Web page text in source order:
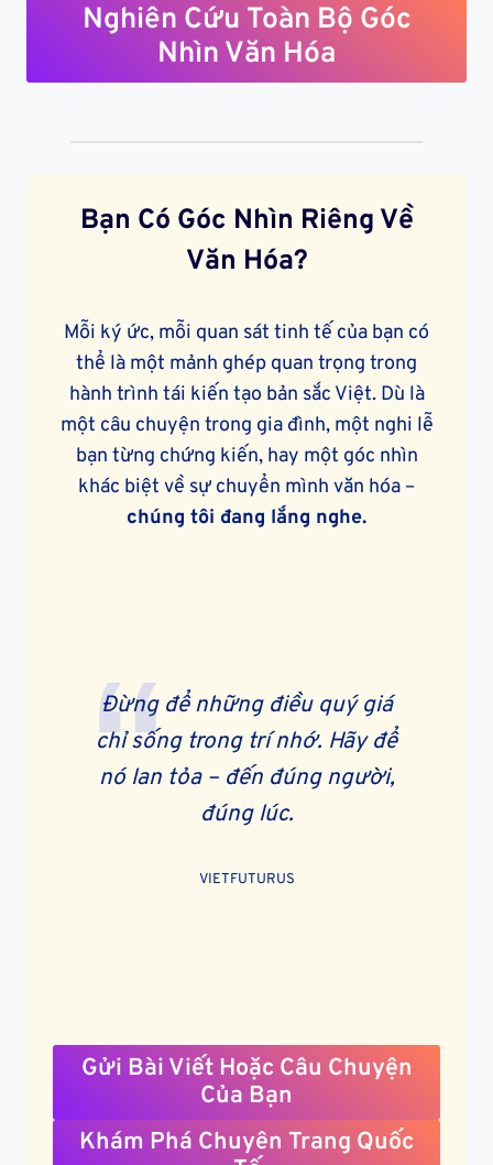
Nghiên Cứu Toàn Bộ Góc
Nhìn Văn Hóa
Bạn Có Góc Nhìn Riêng Về
Văn Hóa?
Mỗi ký ức, mỗi quan sát tinh tế của bạn có
thể là một mảnh ghép quan trọng trong
hành trình tái kiến tạo bản sắc Việt. Dù là
một câu chuyện trong gia đình, một nghi lễ
bạn từng chứng kiến, hay một góc nhìn
khác biệt về sự chuyển mình văn hóa –
chúng tôi đang lắng nghe.
Đừng để những điều quý giá
chỉ sống trong trí nhớ. Hãy để
nó lan tỏa – đến đúng người,
đúng lúc.
VIETFUTURUS
Gửi Bài Viết Hoặc Câu Chuyện
Của Bạn
Khám Phá Chuyên Trang Quốc